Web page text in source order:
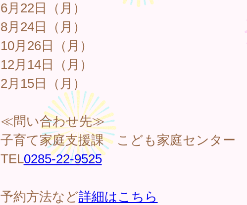
6月22日（月）
8月24日（月）
10月26日（月）
12月14日（月）
2月15日（月）
≪問い合わせ先≫
子育て家庭支援課 こども家庭センター
TEL 0285-22-9525
予約方法など詳細はこちら